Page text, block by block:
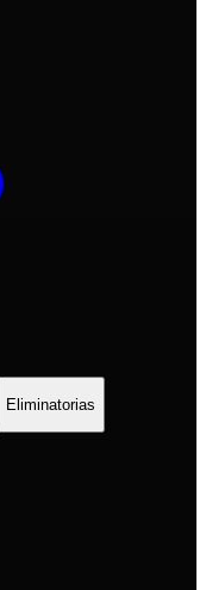
Eliminatorias